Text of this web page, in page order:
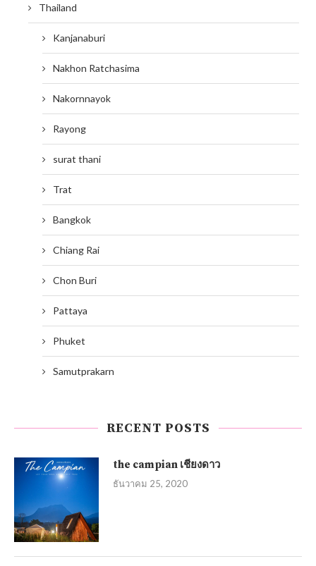
Thailand
Kanjanaburi
Nakhon Ratchasima
Nakornnayok
Rayong
surat thani
Trat
Bangkok
Chiang Rai
Chon Buri
Pattaya
Phuket
Samutprakarn
RECENT POSTS
the campian เชียงดาว
ธันวาคม 25, 2020